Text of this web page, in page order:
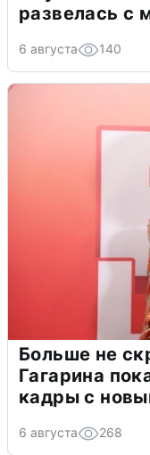
развелась
6 августа 140
Больше не
Гагарина
кадры с
6 августа 268